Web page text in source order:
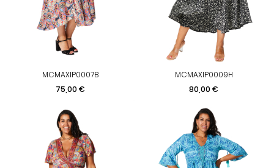
MCMAXIP0007B
Prix
75,00 €
MCMAXIP0009H
Prix
80,00 €